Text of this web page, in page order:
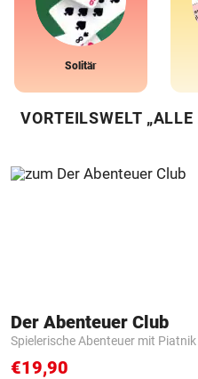
Solitär
VORTEILSWELT
Der Abenteuer Club
Spielerische Abenteuer mit Piatnik
€19,90